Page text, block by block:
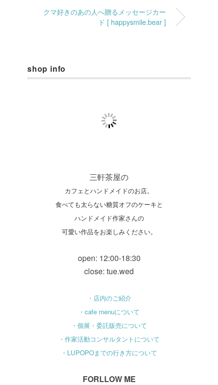
クマ好きのあの人へ贈るメッセージカー
ド [ happysmile.bear ]
shop info
三軒茶屋の
カフェとハンドメイドのお店。
食べても太らない糖質オフのケーキと
ハンドメイド作家さんの
可愛い作品をお楽しみください。
open: 12:00-18:30
close: tue.wed
・店内のご紹介
・cafe menuについて
・個展・委託販売について
・作家活動コンサルタントについて
・LUPOPOまでの行き方について
FORLLOW ME